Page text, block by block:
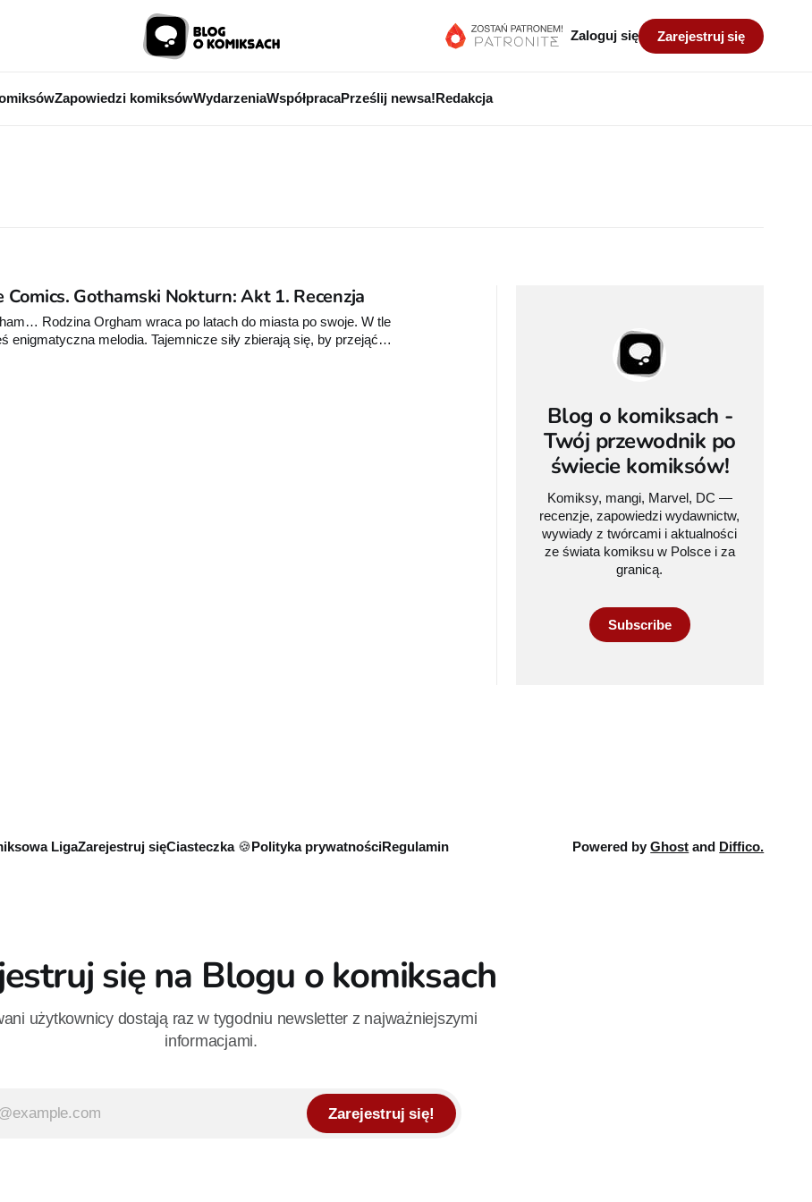
Zapowiedzi komiksówWydarzeniaWspółpracaPrześlij newsa!Redakcja
Zaloguj się Zarejestruj się
Gothamski Nokturn: Akt 1. Recenzja
Rodzina Orgham wraca po latach do miasta po swoje. W tle
enigmatyczna melodia. Tajemnicze siły zbierają się, by przejąć
od wielu lat wysysali życiowe siły z życiodajnego
Blog o komiksach -
Twój przewodnik po
świecie komiksów!
Komiksy, mangi, Marvel, DC —
recenzje, zapowiedzi wydawnictw,
wywiady z twórcami i aktualności
ze świata komiksu w Polsce i za
granicą.
Subscribe
LigaZarejestruj sięCiasteczka 🍪Polityka prywatnościRegulamin Powered byGhost and Diffico.
się na Blogu o komiksach
użytkownicy dostają raz w tygodniu newsletter z najważniejszymi
informacjami.
Zarejestruj się!